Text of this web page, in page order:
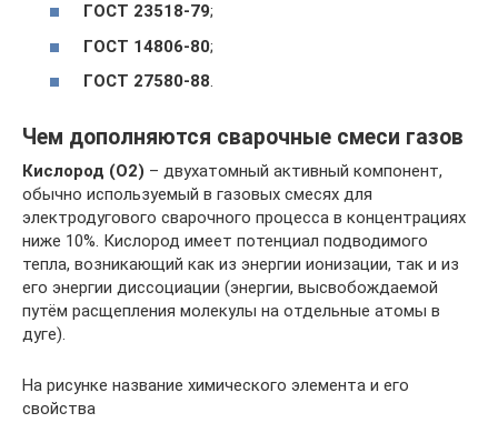
ГОСТ 23518-79;
ГОСТ 14806-80;
ГОСТ 27580-88.
Чем дополняются сварочные смеси газов
Кислород (O2) – двухатомный активный компонент,
обычно используемый в газовых смесях для
электродугового сварочного процесса в концентрациях
ниже 10%. Кислород имеет потенциал подводимого
тепла, возникающий как из энергии ионизации, так и из
его энергии диссоциации (энергии, высвобождаемой
путём расщепления молекулы на отдельные атомы в
дуге).
На рисунке название химического элемента и его
свойства